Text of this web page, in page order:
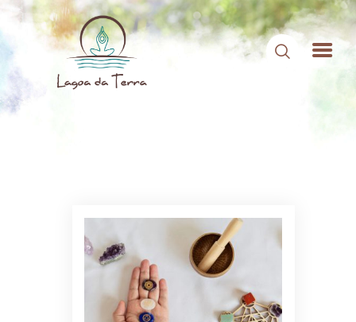
ÁREA DE MEMBROS